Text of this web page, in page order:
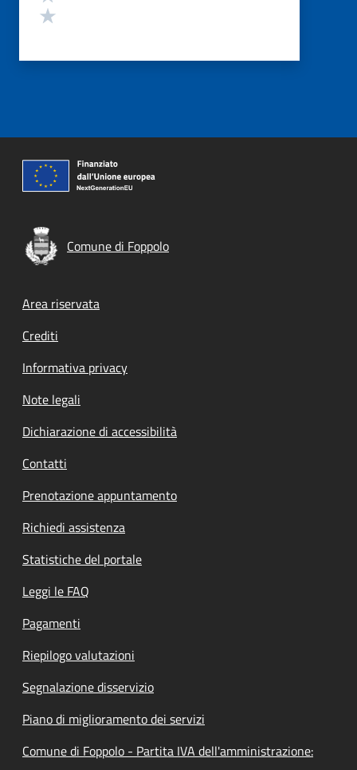
Comune di Foppolo
Footer menu
Area riservata
Crediti
Informativa privacy
Note legali
Dichiarazione di accessibilità
Contatti
Prenotazione appuntamento
Richiedi assistenza
Statistiche del portale
Leggi le FAQ
Pagamenti
Riepilogo valutazioni
Segnalazione disservizio
Piano di miglioramento dei servizi
Comune di Foppolo - Partita IVA dell'amministrazione: